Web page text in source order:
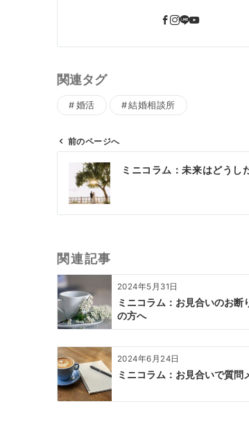
関連タグ
婚活 結婚相談所
ビ
シ
ョ
ン
前のページへ
ミニコラム：未来はどうし
関連記事
2024年5月31日
ミニコラム：お見合いのお断
の方へ
2024年6月24日
ミニコラム：お見合いで質問